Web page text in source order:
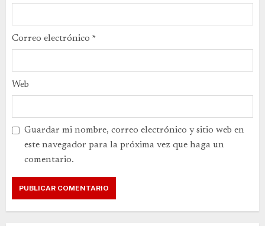
Correo electrónico *
Web
Guardar mi nombre, correo electrónico y sitio web en
este navegador para la próxima vez que haga un
comentario.